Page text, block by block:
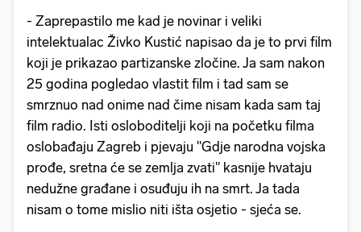
- Zaprepastilo me kad je novinar i veliki
intelektualac Živko Kustić napisao da je to prvi film
koji je prikazao partizanske zločine. Ja sam nakon
25 godina pogledao vlastit film i tad sam se
smrznuo nad onime nad čime nisam kada sam taj
film radio. Isti osloboditelji koji na početku filma
oslobađaju Zagreb i pjevaju "Gdje narodna vojska
prođe, sretna će se zemlja zvati" kasnije hvataju
nedužne građane i osuđuju ih na smrt. Ja tada
nisam o tome mislio niti išta osjetio - sjeća se.